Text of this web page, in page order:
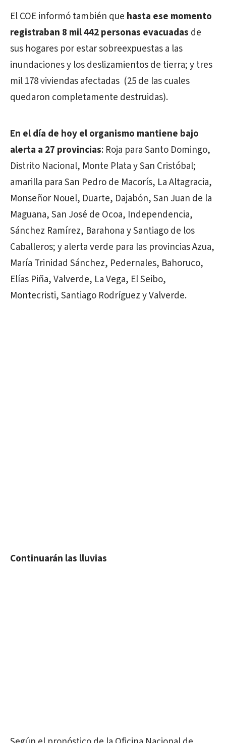
El COE informó también que hasta ese momento
registraban 8 mil 442 personas evacuadas de
sus hogares por estar sobreexpuestas a las
inundaciones y los deslizamientos de tierra; y tres
mil 178 viviendas afectadas (25 de las cuales
quedaron completamente destruidas).
En el día de hoy el organismo mantiene bajo
alerta a 27 provincias: Roja para Santo Domingo,
Distrito Nacional, Monte Plata y San Cristóbal;
amarilla para San Pedro de Macorís, La Altagracia,
Monseñor Nouel, Duarte, Dajabón, San Juan de la
Maguana, San José de Ocoa, Independencia,
Sánchez Ramírez, Barahona y Santiago de los
Caballeros; y alerta verde para las provincias Azua,
María Trinidad Sánchez, Pedernales, Bahoruco,
Elías Piña, Valverde, La Vega, El Seibo,
Montecristi, Santiago Rodríguez y Valverde.
Continuarán las lluvias